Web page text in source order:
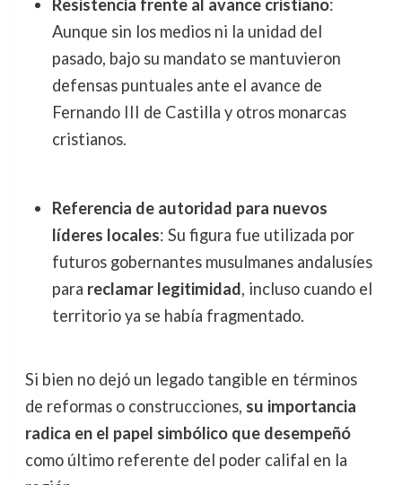
Resistencia frente al avance cristiano:
Aunque sin los medios ni la unidad del
pasado, bajo su mandato se mantuvieron
defensas puntuales ante el avance de
Fernando III de Castilla y otros monarcas
cristianos.
Referencia de autoridad para nuevos
líderes locales: Su figura fue utilizada por
futuros gobernantes musulmanes andalusíes
para reclamar legitimidad, incluso cuando el
territorio ya se había fragmentado.
Si bien no dejó un legado tangible en términos
de reformas o construcciones, su importancia
radica en el papel simbólico que desempeñó
como último referente del poder califal en la